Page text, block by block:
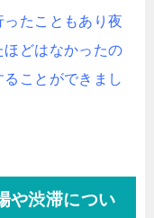
たこともあり夜
どはなかったの
ことができまし
や渋滞につい